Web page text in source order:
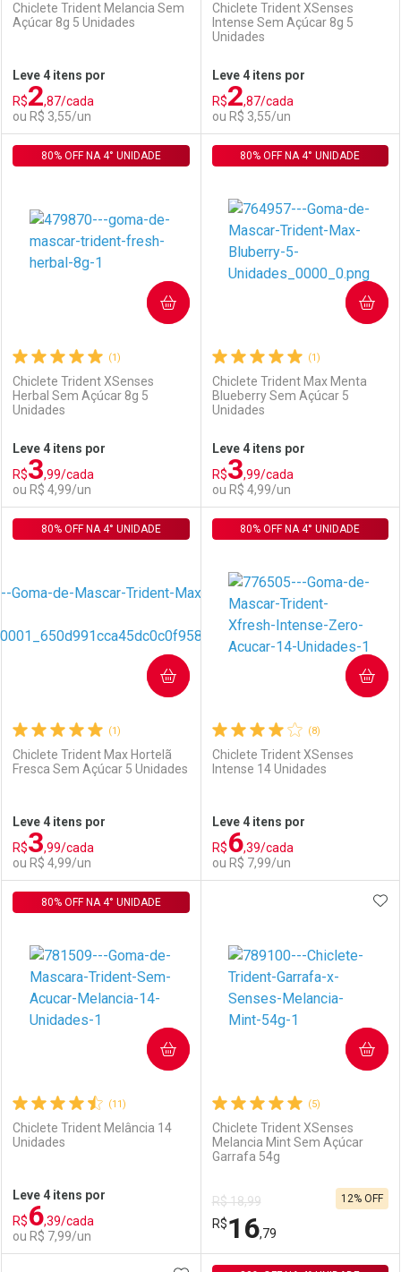
Comprar sem Desconto
Por R$ 3,55/cada
Comprar sem Desconto
Por R$ 3,55/cada
Comprar sem Desconto
Por R$ 4,79/cada
Comprar sem Desconto
Por R$ 4,79/cada
Chiclete Trident Melancia Sem
Açúcar 8g 5 Unidades
Leve 4 itens por
R$2,87/cada
ou R$ 3,55/un
FECHAR
Laboratório
Comprar sem Desconto
Por R$ 3,55/cada
FECHAR
Por Menos
Comprar sem Desconto
Por R$ 3,55/cada
Chiclete Trident XSenses
Intense Sem Açúcar 8g 5
Unidades
Leve 4 itens por
R$2,87/cada
ou R$ 3,55/un
Laboratório
Comprar sem Desconto
Por R$ 3,55/cada
Por Menos
Comprar sem Desconto
Por R$ 3,55/cada
(1)
Chiclete Trident XSenses
Herbal Sem Açúcar 8g 5
Unidades
80% OFF NA 4° UNIDADE
Leve 4 itens por
R$3,99/cada
ou R$ 4,99/un
COMPRAR
FECHAR
Laboratório
Comprar sem Desconto
Por R$ 4,99/cada
FECHAR
Por Menos
Comprar sem Desconto
Por R$ 4,99/cada
(1)
Chiclete Trident Max Menta
Blueberry Sem Açúcar 5
Unidades
80% OFF NA 4° UNIDADE
Leve 4 itens por
R$3,99/cada
ou R$ 4,99/un
COMPRAR
Laboratório
Comprar sem Desconto
Por R$ 4,99/cada
Por Menos
Comprar sem Desconto
Por R$ 4,99/cada
(1)
Chiclete Trident Max Hortelã
Fresca Sem Açúcar 5 Unidades
80% OFF NA 4° UNIDADE
Leve 4 itens por
R$3,99/cada
ou R$ 4,99/un
COMPRAR
Laboratório
Comprar sem Desconto
Por R$ 4,99/cada
Por Menos
Comprar sem Desconto
Por R$ 4,99/cada
(8)
Chiclete Trident XSenses
Intense 14 Unidades
80% OFF NA 4° UNIDADE
Leve 4 itens por
R$6,39/cada
ou R$ 7,99/un
COMPRAR
Laboratório
Ativar Desconto
Comprar sem Desconto
Por R$ 7,99/cada
Por Menos
Comprar sem Desconto
Por R$ 7,99/cada
(11)
Chiclete Trident Melância 14
Unidades
80% OFF NA 4° UNIDADE
Leve 4 itens por
R$6,39/cada
ou R$ 7,99/un
COMPRAR
(5)
Chiclete Trident XSenses
Melancia Mint Sem Açúcar
Garrafa 54g
R$ 18,99
R$16,79
12% OFF
COMPRAR